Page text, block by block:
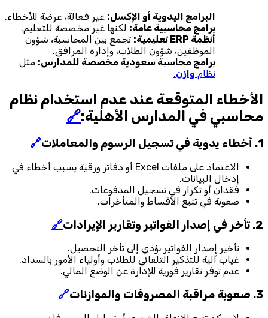
البرامج اليدوية أو الإكسل: غير فعالة، عرضة للأخطاء.
برامج محاسبية عامة: لكنها غير مخصصة للتعليم.
أنظمة ERP تعليمية:
تجمع بين المحاسبة، شؤون
الموظفين، شؤون الطلاب، وإدارة المرافق.
برامج محاسبة سعودية مخصصة للمدارس: مثل
نظام وازن.
الأخطاء المتوقعة عند عدم استخدام نظام
محاسبي في المدارس الأهلية:🔗
1. أخطاء يدوية في تسجيل الرسوم والمعاملات🔗
الاعتماد على ملفات Excel أو دفاتر ورقية يسبب أخطاء في
إدخال البيانات.
فقدان أو تكرار في تسجيل المدفوعات.
صعوبة في تتبع الأقساط والمتأخرات.
2. تأخر في إصدار الفواتير وتقارير الإيرادات🔗
تأخير إصدار الفواتير يؤدي إلى تأخر التحصيل.
غياب آلية للتذكير التلقائي للطلاب وأولياء الأمور بالسداد.
عدم توفر تقارير فورية للإدارة عن الوضع المالي.
3. صعوبة مراقبة المصروفات والموازنات🔗